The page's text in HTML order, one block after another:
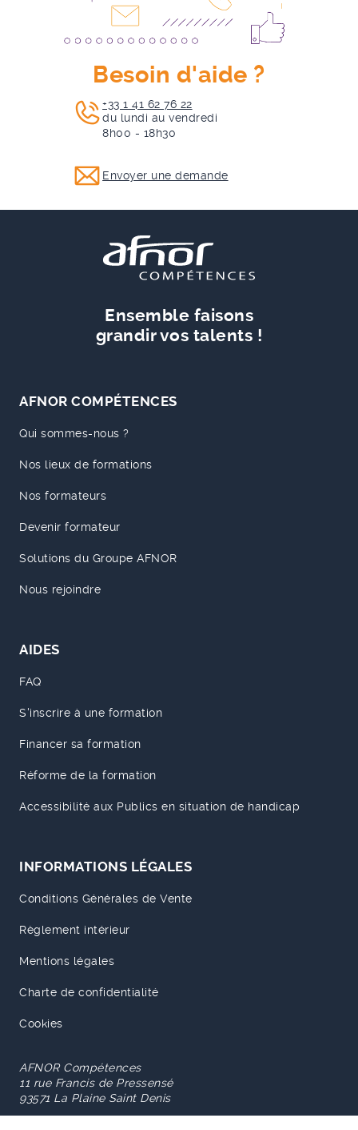
Besoin d'aide ?
+33 1 41 62 76 22
du lundi au vendredi
8h00 - 18h30
Envoyer une demande
Ensemble faisons
grandir vos talents !
AFNOR COMPÉTENCES
Qui sommes-nous ?
Nos lieux de formations
Nos formateurs
Devenir formateur
Solutions du Groupe AFNOR
Nous rejoindre
AIDES
FAQ
S'inscrire à une formation
Financer sa formation
Réforme de la formation
Accessibilité aux Publics en situation de handicap
INFORMATIONS LÉGALES
Conditions Générales de Vente
Règlement intérieur
Mentions légales
Charte de confidentialité
Cookies
AFNOR Compétences
11 rue Francis de Pressensé
93571 La Plaine Saint Denis